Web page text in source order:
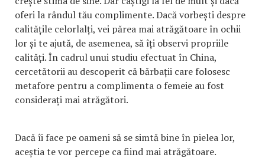
oferi la rândul tău complimente. Dacă vorbești despre
calitățile celorlalți, vei părea mai atrăgătoare în ochii
lor și te ajută, de asemenea, să îți observi propriile
calități. În cadrul unui studiu efectuat în China,
cercetătorii au descoperit că bărbații care folosesc
metafore pentru a complimenta o femeie au fost
considerați mai atrăgători.
Dacă îi face pe oameni să se simtă bine în pielea lor,
aceștia te vor percepe ca fiind mai atrăgătoare.